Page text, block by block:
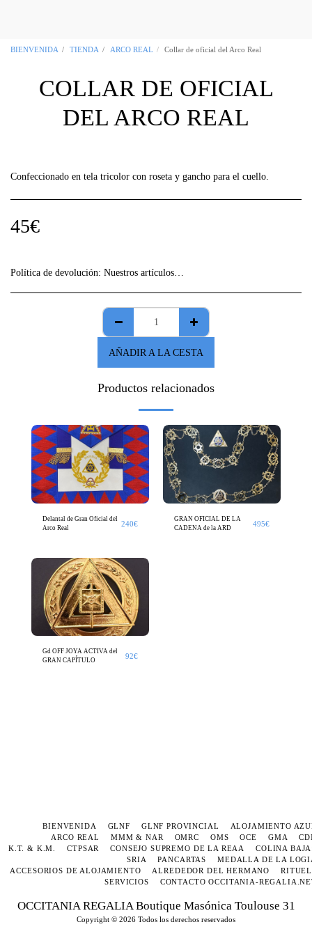
BIENVENIDA TIENDA ARCO REAL Collar de oficial del Arco Real
COLLAR DE OFICIAL
DEL ARCO REAL
Confeccionado en tela tricolor con roseta y gancho para el cuello.
45€
Política de devolución: Nuestros artículos, en su mayor parte, son "creaciones únicas", revisa atentamente la información de tu pedido ya que no se aceptarán devoluciones sin previo aviso.
AÑADIR A LA CESTA
Productos relacionados
Delantal de Gran Oficial del
Arco Real
240€
GRAN OFICIAL DE LA
CADENA de la ARD
495€
Gd OFF JOYA ACTIVA del
GRAN CAPÍTULO
92€
OCCITANIA REGALIA Boutique Masónica Toulouse 31
Copyright © 2026 Todos los derechos reservados
BIENVENIDA GLNF GLNF PROVINCIAL
ALOJAMIENTO
ARCO REAL
MMM & NAR OMRC OMS OCE GMA
K.T. & K.M.
CTPSAR CONSEJO SUPREMO DE LA REAA
COLINA
SRIA
PANCARTAS
MEDALLA DE LA
ACCESORIOS DE ALOJAMIENTO
ALREDEDOR DEL HERMANO
SERVICIOS
CONTACTO OCCITANIA-